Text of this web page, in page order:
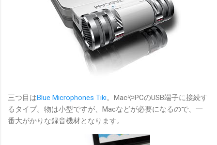
三つ目はBlue Microphones Tiki。MacやPCのUSB端子に接続す
るタイプ。物は小型ですが、Macなどが必要になるので、一
番大がかりな録音機材となります。